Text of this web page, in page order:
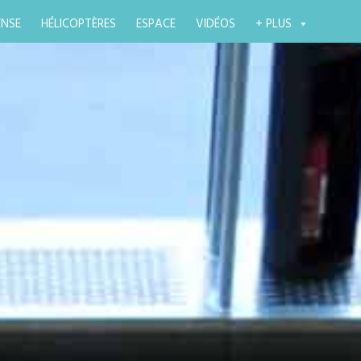
HÉLICOPTÈRES ESPACE VIDÉOS + PLUS